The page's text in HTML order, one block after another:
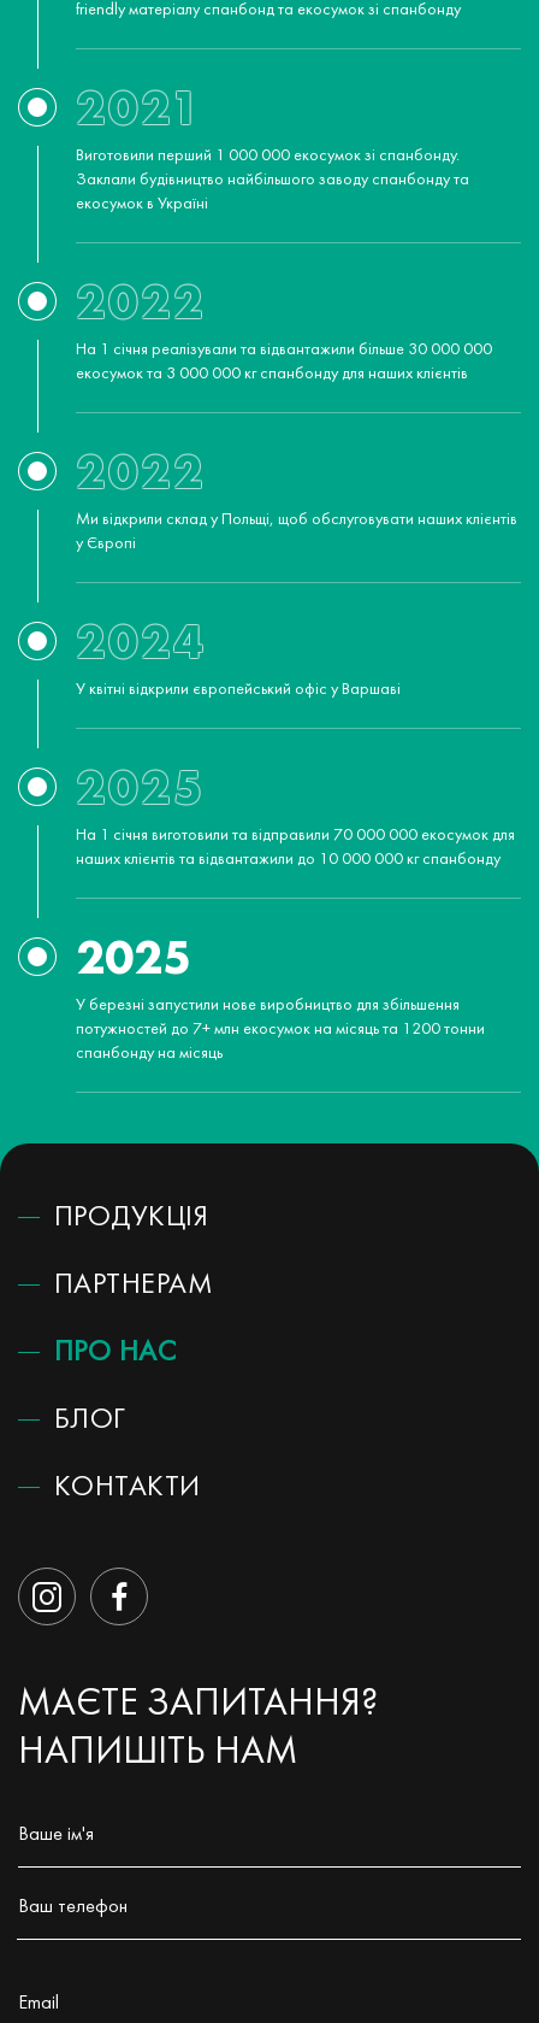
friendly матеріалу cпанбонд та екосумок зі спанбонду
2021
Виготовили перший 1 000 000 екосумок зі спанбонду.
Заклали будівництво найбільшого заводу спанбонду та
екосумок в Україні
2022
На 1 січня реалізували та відвантажили більше 30 000 000
екосумок та 3 000 000 кг спанбонду для наших клієнтів
2022
Ми відкрили склад у Польщі, щоб обслуговувати наших клієнтів
у Європі
2024
У квітні відкрили європейський офіс у Варшаві
2025
На 1 січня виготовили та відправили 70 000 000 екосумок для
наших клієнтів та відвантажили до 10 000 000 кг спанбонду
2025
У березні запустили нове виробництво для збільшення
потужностей до 7+ млн екосумок на місяць та 1200 тонни
спанбонду на місяць
ПРОДУКЦІЯ
ПАРТНЕРАМ
ПРО НАС
БЛОГ
КОНТАКТИ
МАЄТЕ ЗАПИТАННЯ?
НАПИШІТЬ НАМ
Ваше ім'я
Ваш телефон
Email